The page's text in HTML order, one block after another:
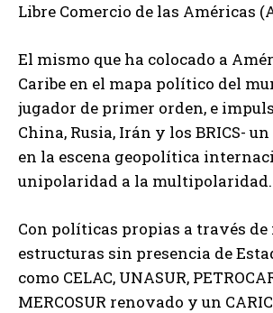
Libre Comercio de las Américas
El mismo que ha colocado a
Caribe en el mapa político del
jugador de primer orden, e
China, Rusia, Irán y los BRICS-
en la escena geopolítica
unipolaridad a la multipolaridad.
Con políticas propias a través de
estructuras sin presencia de
como CELAC, UNASUR,
MERCOSUR renovado y un